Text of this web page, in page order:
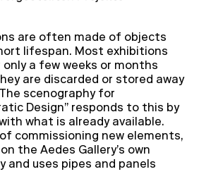
are often made of objects
lifespan. Most exhibitions
a few weeks or months
are discarded or stored away
scenography for
Design” responds to this by
what is already available.
commissioning new elements,
the Aedes Gallery’s own
and uses pipes and panels